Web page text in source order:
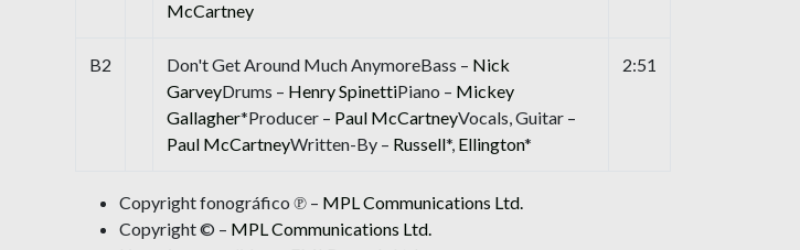
McCartney
B2 Don't Get Around Much AnymoreBass – Nick
GarveyDrums – Henry SpinettiPiano – Mickey
Gallagher*Producer – Paul McCartneyVocals, Guitar –
Paul McCartneyWritten-By – Russell*, Ellington*
2:51
Copyright fonográfico ℗ – MPL Communications Ltd.
Copyright © – MPL Communications Ltd.